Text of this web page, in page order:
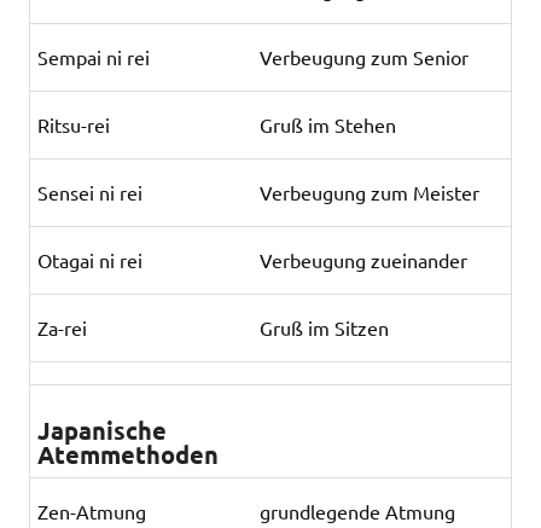
Sempai ni rei Verbeugung zum Senior
Ritsu-rei Gruß im Stehen
Sensei ni rei Verbeugung zum Meister
Otagai ni rei Verbeugung zueinander
Za-rei Gruß im Sitzen
Japanische
Atemmethoden
Zen-Atmung grundlegende Atmung